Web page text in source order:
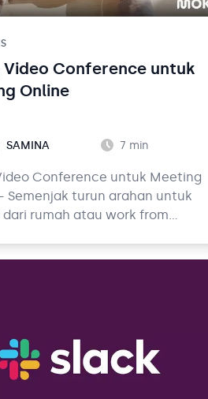
Video Conference untuk
Online
SAMINA 7 min
Conference untuk Meeting
Semenjak turun arahan untuk
rumah atau work from